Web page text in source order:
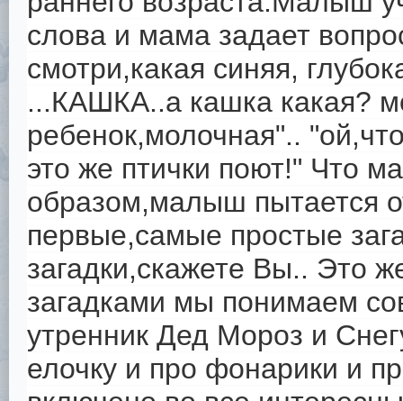
слова и мама задает
смотри,какая синяя,
...КАШКА..а кашка какая?
ребенок,молочная"..
это же птички поют!" Что
образом,малыш пытается
первые,самые простые
загадки,скажете Вы.. Это
загадками мы понимаем
утренник Дед Мороз и
елочку и про фонарики и